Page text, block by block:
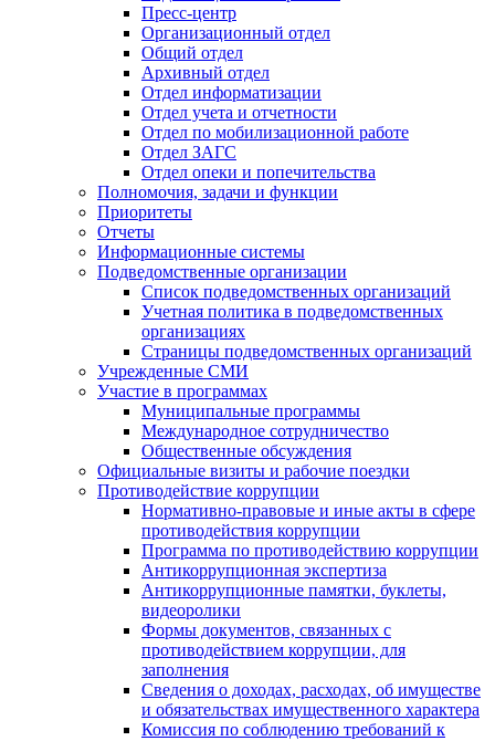
Пресс-центр
Организационный отдел
Общий отдел
Архивный отдел
Отдел информатизации
Отдел учета и отчетности
Отдел по мобилизационной работе
Отдел ЗАГС
Отдел опеки и попечительства
Полномочия, задачи и функции
Приоритеты
Отчеты
Информационные системы
Подведомственные организации
Список подведомственных организаций
Учетная политика в подведомственных
организациях
Страницы подведомственных организаций
Учрежденные СМИ
Участие в программах
Муниципальные программы
Международное сотрудничество
Общественные обсуждения
Официальные визиты и рабочие поездки
Противодействие коррупции
Нормативно-правовые и иные акты в сфере
противодействия коррупции
Программа по противодействию коррупции
Антикоррупционная экспертиза
Антикоррупционные памятки, буклеты,
видеоролики
Формы документов, связанных с
противодействием коррупции, для
заполнения
Сведения о доходах, расходах, об имуществе
и обязательствах имущественного характера
Комиссия по соблюдению требований к